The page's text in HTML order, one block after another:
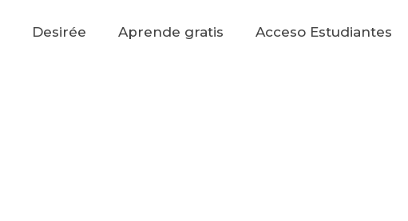
Desirée Aprende gratis Acceso Estudiantes